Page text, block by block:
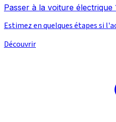
Passer à la voiture électrique
Estimez en quelques étapes si
Découvrir